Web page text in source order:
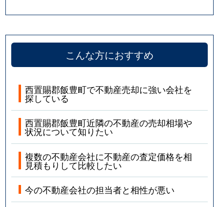
こんな方におすすめ
西置賜郡飯豊町で不動産売却に強い会社を
探している
西置賜郡飯豊町近隣の不動産の売却相場や
状況について知りたい
複数の不動産会社に不動産の査定価格を相
見積もりして比較したい
今の不動産会社の担当者と相性が悪い